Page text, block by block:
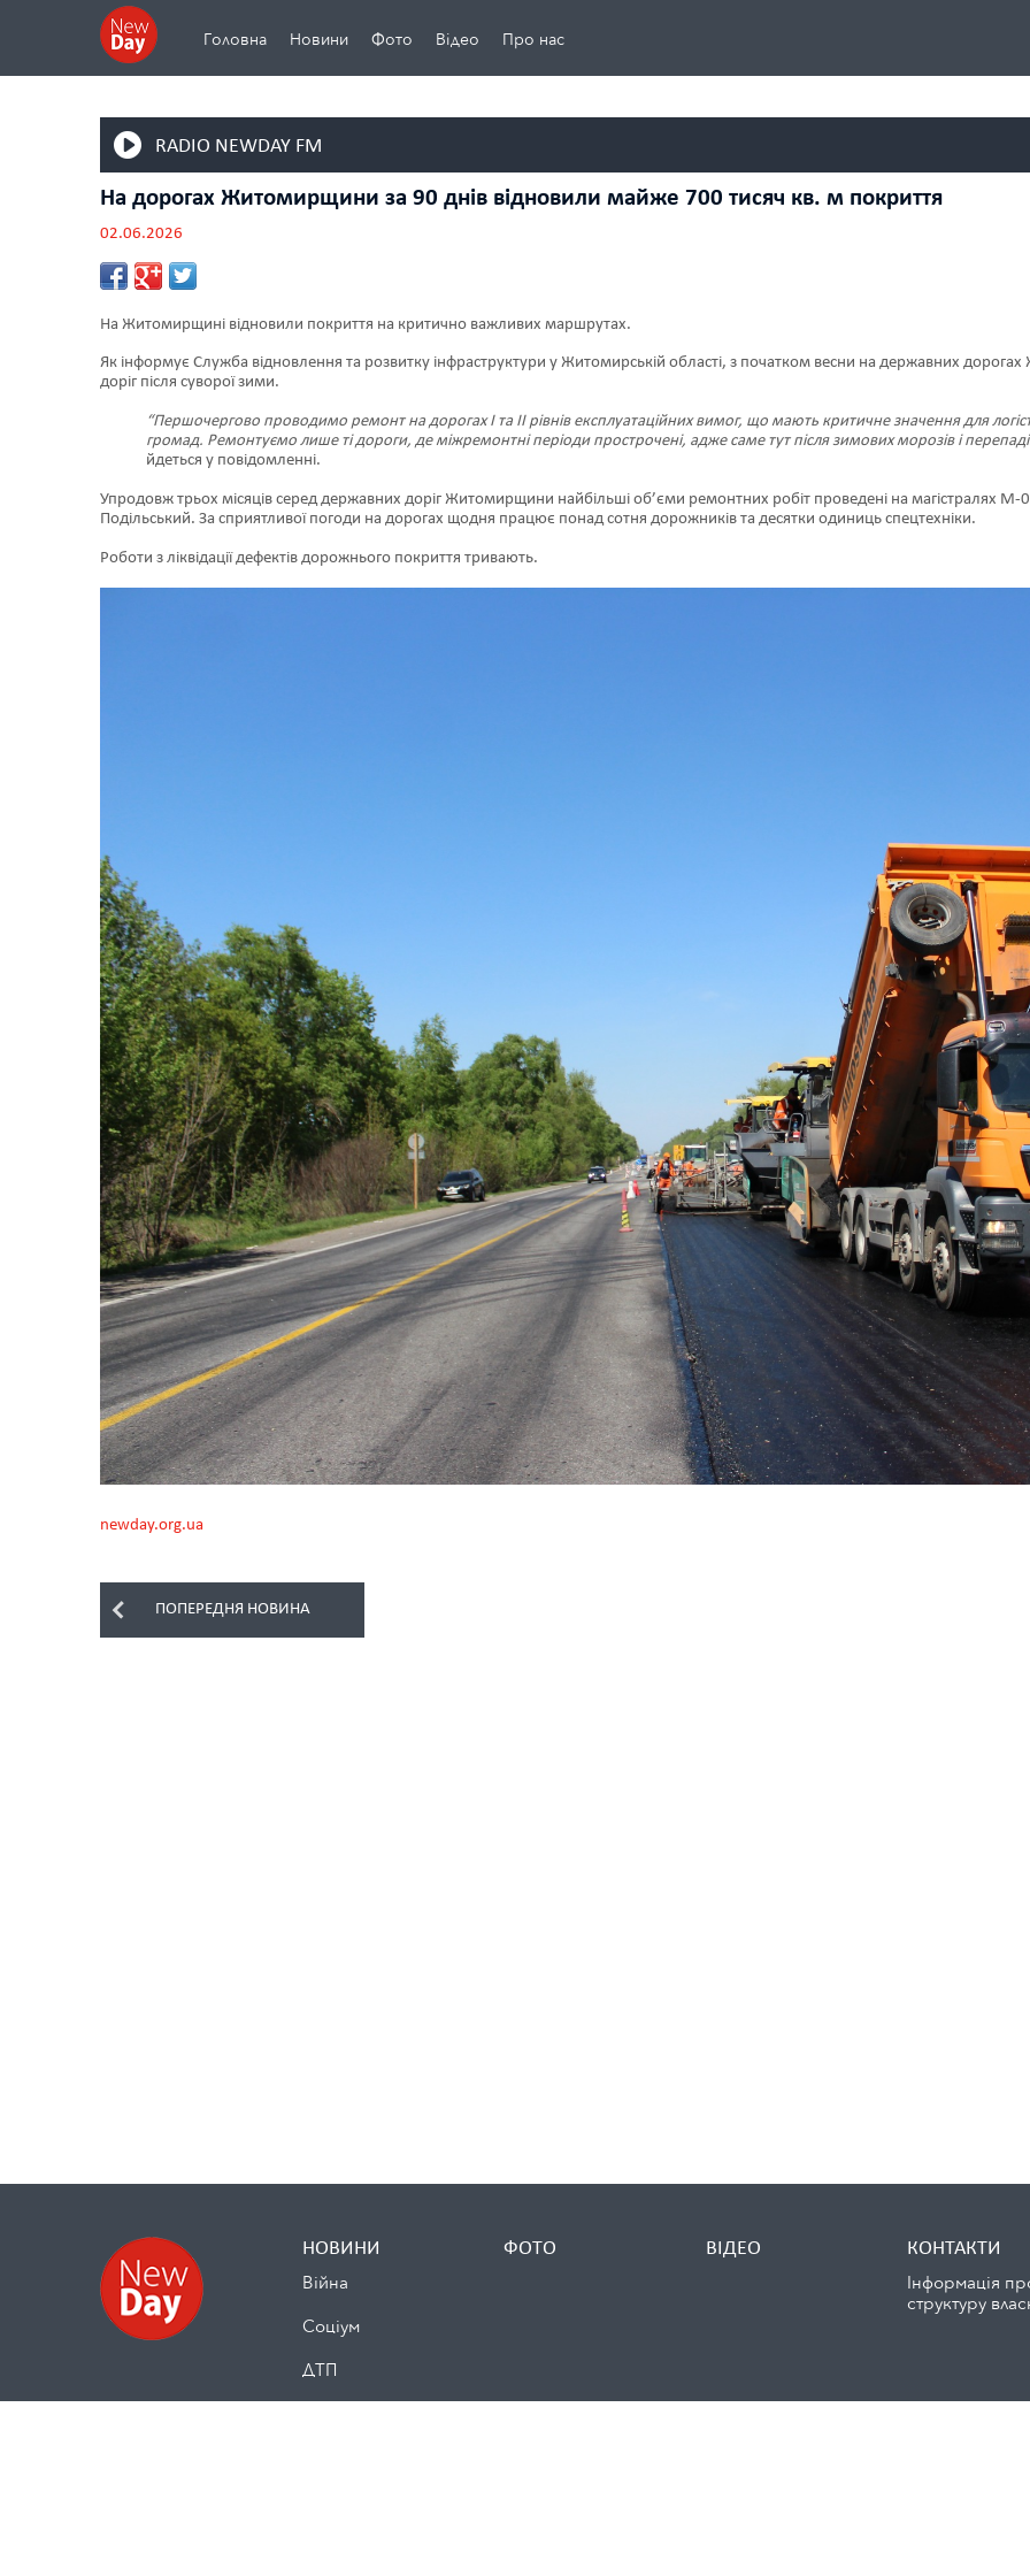
Головна Новини Фото Відео Про нас
RADIO NEWDAY FM
На дорогах Житомирщини за 90 днів відновили майже 700 тисяч кв. м покриття
02.06.2026
На Житомирщині відновили покриття на критично важливих маршрутах.
Як інформує Служба відновлення та розвитку інфраструктури у Житомирській області, з початком весни на державних
доріг після суворої зими.
“Першочергово проводимо ремонт на дорогах І та ІІ рівнів експлуатаційних вимог, що мають критичне значення для
громад. Ремонтуємо лише ті дороги, де міжремонтні періоди прострочені, адже саме тут після зимових морозів і
йдеться у повідомленні.
Упродовж трьох місяців серед державних доріг Житомирщини найбільші об’єми ремонтних робіт проведені на магістралях
Подільський. За сприятливої погоди на дорогах щодня працює понад сотня дорожників та десятки одиниць спецтехніки.
Роботи з ліквідації дефектів дорожнього покриття тривають.
newday.org.ua
ПОПЕРЕДНЯ НОВИНА
НОВИНИ
Війна
Cоціум
ДТП
ФОТО ВІДЕО КОНТАКТИ
Інформація
структуру